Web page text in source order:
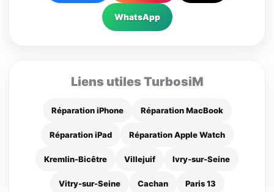
WhatsApp
Liens utiles TurbosiM
Réparation iPhone Réparation MacBook
Réparation iPad Réparation Apple Watch
Kremlin-Bicêtre Villejuif Ivry-sur-Seine
Vitry-sur-Seine Cachan Paris 13